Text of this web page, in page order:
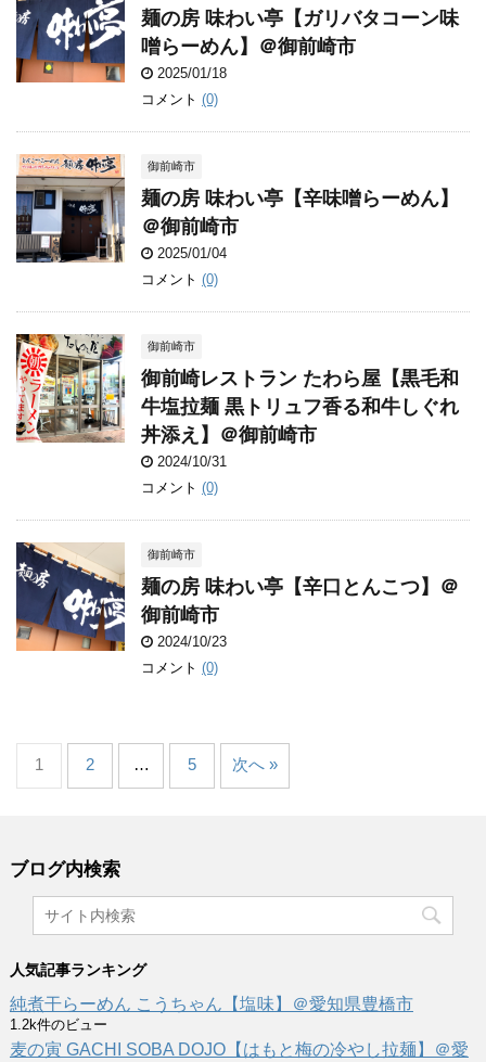
麺の房 味わい亭【ガリバタコーン味
噌らーめん】＠御前崎市
2025/01/18
コメント (0)
御前崎市
麺の房 味わい亭【辛味噌らーめん】
＠御前崎市
2025/01/04
コメント (0)
御前崎市
御前崎レストラン たわら屋【黒毛和
牛塩拉麺 黒トリュフ香る和牛しぐれ
丼添え】＠御前崎市
2024/10/31
コメント (0)
御前崎市
麺の房 味わい亭【辛口とんこつ】＠
御前崎市
2024/10/23
コメント (0)
1 2 … 5 次へ »
ブログ内検索
人気記事ランキング
純煮干らーめん こうちゃん【塩味】＠愛知県豊橋市
1.2k件のビュー
麦の寅 GACHI SOBA DOJO【はもと梅の冷やし拉麺】＠愛